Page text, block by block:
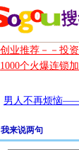
我来说两句